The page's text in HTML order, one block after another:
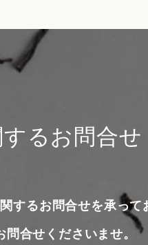
るお問合せ
するお問合せを承って
合せくださいませ。